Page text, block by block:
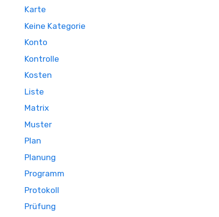
Karte
Keine Kategorie
Konto
Kontrolle
Kosten
Liste
Matrix
Muster
Plan
Planung
Programm
Protokoll
Prüfung